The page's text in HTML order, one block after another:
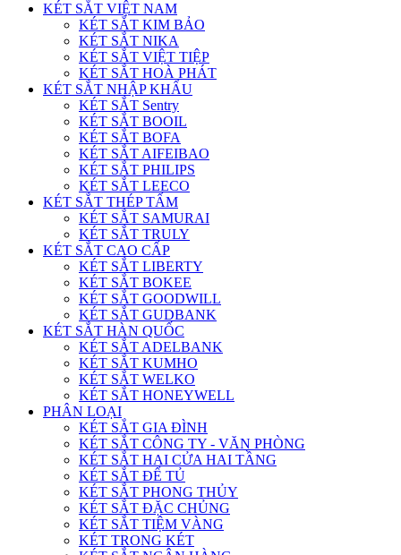
KÉT SẮT VIỆT NAM
KÉT SẮT KIM BẢO
KÉT SẮT NIKA
KÉT SẮT VIỆT TIỆP
KÉT SẮT HOÀ PHÁT
KÉT SẮT NHẬP KHẨU
KÉT SẮT Sentry
KÉT SẮT BOOIL
KÉT SẮT BOFA
KÉT SẮT AIFEIBAO
KÉT SẮT PHILIPS
KÉT SẮT LEECO
KÉT SẮT THÉP TẤM
KÉT SẮT SAMURAI
KÉT SẮT TRULY
KÉT SẮT CAO CẤP
KÉT SẮT LIBERTY
KÉT SẮT BOKEE
KÉT SẮT GOODWILL
KÉT SẮT GUDBANK
KÉT SẮT HÀN QUỐC
KÉT SẮT ADELBANK
KÉT SẮT KUMHO
KÉT SẮT WELKO
KÉT SẮT HONEYWELL
PHÂN LOẠI
KÉT SẮT GIA ĐÌNH
KÉT SẮT CÔNG TY - VĂN PHÒNG
KÉT SẮT HAI CỬA HAI TẦNG
KÉT SẮT ĐỂ TỦ
KÉT SẮT PHONG THỦY
KÉT SẮT ĐẶC CHỦNG
KÉT SẮT TIỆM VÀNG
KÉT TRONG KÉT